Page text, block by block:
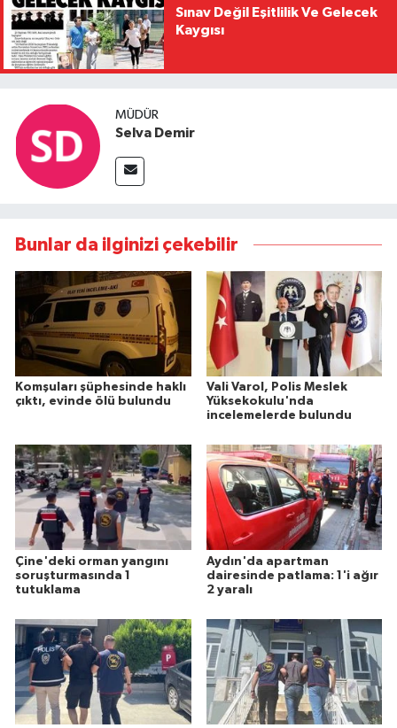
Sınav Değil Eşitlilik Ve Gelecek
Kaygısı
MÜDÜR
Selva Demir
Bunlar da ilginizi çekebilir
Komşuları şüphesinde haklı
çıktı, evinde ölü bulundu
Vali Varol, Polis Meslek
Yüksekokulu'nda
incelemelerde bulundu
Çine'deki orman yangını
soruşturmasında 1
tutuklama
Aydın'da apartman
dairesinde patlama: 1'i ağır
2 yaralı